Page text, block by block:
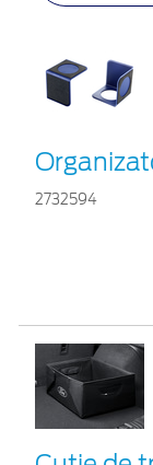
2732594